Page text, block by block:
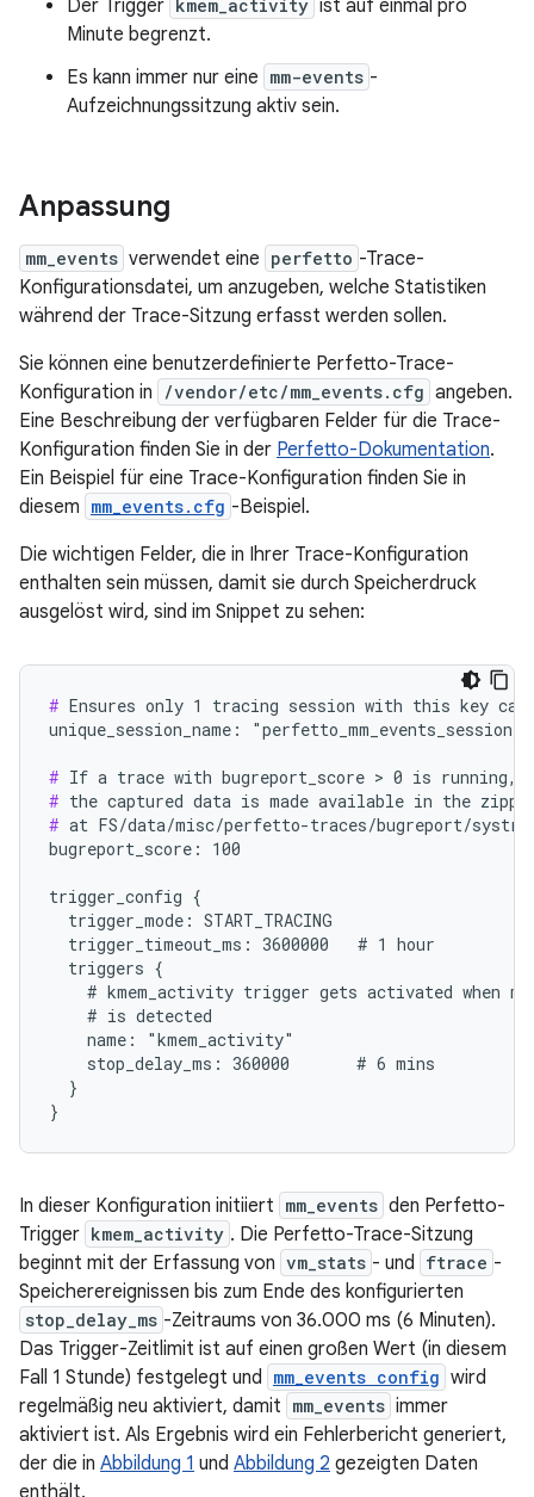
Der Trigger kmem_activity ist auf einmal pro
Minute begrenzt.
Es kann immer nur eine mm-events -
Aufzeichnungssitzung aktiv sein.
Anpassung
mm_events verwendet eine perfetto -Trace-
Konfigurationsdatei, um anzugeben, welche Statistiken
während der Trace-Sitzung erfasst werden sollen.
Sie können eine benutzerdefinierte Perfetto-Trace-
Konfiguration in
/vendor/etc/mm_events.cfg angeben.
Eine Beschreibung der verfügbaren Felder für die Trace-
Konfiguration finden Sie in der Perfetto-Dokumentation.
Ein Beispiel für eine Trace-Konfiguration finden Sie in
diesem mm_events.cfg -Beispiel.
Die wichtigen Felder, die in Ihrer Trace-Konfiguration
enthalten sein müssen, damit sie durch Speicherdruck
ausgelöst wird, sind im Snippet zu sehen:
# Ensures only 1 tracing session with this key
unique_session_name: "perfetto_mm_events_session"
#
#
# at FS/data/misc/perfetto-traces/bugreport/
bugreport_score: 100
trigger_config {
trigger_mode: START_TRACING
trigger_timeout_ms: 3600000   # 1 hour
triggers {
# kmem_activity trigger gets activated when
    # is detected
name: "kmem_activity"
stop_delay_ms: 360000       # 6 mins
}
In dieser Konfiguration initiiert mm_events den Perfetto-
Trigger kmem_activity . Die Perfetto-Trace-Sitzung
beginnt mit der Erfassung von vm_stats - und ftrace -
Speicherereignissen bis zum Ende des konfigurierten
stop_delay_ms -Zeitraums von 36.000 ms (6 Minuten).
Das Trigger-Zeitlimit ist auf einen großen Wert (in diesem
Fall 1 Stunde) festgelegt und mm_events config wird
regelmäßig neu aktiviert, damit mm_events immer
aktiviert ist. Als Ergebnis wird ein Fehlerbericht generiert,
der die in Abbildung 1 und Abbildung 2 gezeigten Daten